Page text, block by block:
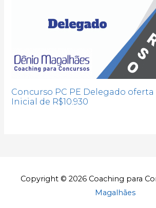
Concurso PC PE Delegado oferta
Inicial de R$10.930
Copyright © 2026 Coaching para
Magalhães